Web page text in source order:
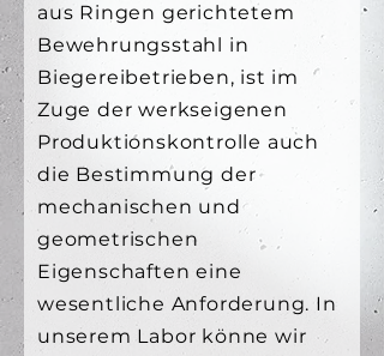
aus Ringen gerichtetem
Bewehrungsstahl in
Biegereibetrieben, ist im
Zuge der werkseigenen
Produktionskontrolle auch
die Bestimmung der
mechanischen und
geometrischen
Eigenschaften eine
wesentliche Anforderung. In
unserem Labor könne wir